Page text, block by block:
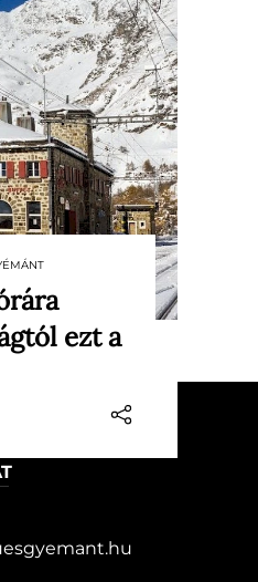
számtalan
sem
Grüm
teljesen
ezt a